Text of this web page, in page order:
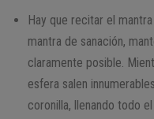
Hay que recitar el
mantra de sanación,
claramente posible.
esfera salen
coronilla, llenando todo